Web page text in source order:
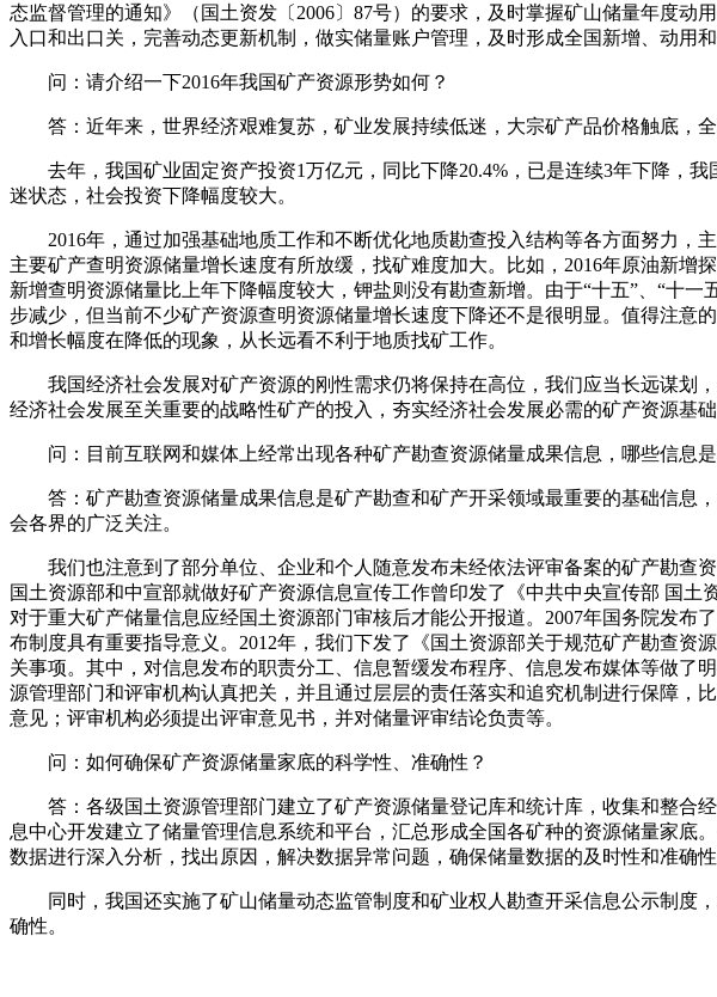
态监督管理的通知》（国土资发〔2006〕87号）的要求，及时掌握矿山储量年度
入口和出口关，完善动态更新机制，做实储量账户管理，及时形成全国新增、动用
问：请介绍一下2016年我国矿产资源形势如何？
答：近年来，世界经济艰难复苏，矿业发展持续低迷，大宗矿产品价格触底，
去年，我国矿业固定资产投资1万亿元，同比下降20.4%，已是连续3年下降，我
迷状态，社会投资下降幅度较大。
2016年，通过加强基础地质工作和不断优化地质勘查投入结构等各方面努力，
主要矿产查明资源储量增长速度有所放缓，找矿难度加大。比如，2016年原油新增
新增查明资源储量比上年下降幅度较大，钾盐则没有勘查新增。由于“十五”、“十
步减少，但当前不少矿产资源查明资源储量增长速度下降还不是很明显。值得注意
和增长幅度在降低的现象，从长远看不利于地质找矿工作。
我国经济社会发展对矿产资源的刚性需求仍将保持在高位，我们应当长远谋划
经济社会发展至关重要的战略性矿产的投入，夯实经济社会发展必需的矿产资源基
问：目前互联网和媒体上经常出现各种矿产勘查资源储量成果信息，哪些信息是
答：矿产勘查资源储量成果信息是矿产勘查和矿产开采领域最重要的基础信息
会各界的广泛关注。
我们也注意到了部分单位、企业和个人随意发布未经依法评审备案的矿产勘查资
国土资源部和中宣部就做好矿产资源信息宣传工作曾印发了《中共中央宣传部 国
对于重大矿产储量信息应经国土资源部门审核后才能公开报道。2007年国务院发
布制度具有重要指导意义。2012年，我们下发了《国土资源部关于规范矿产勘查
关事项。其中，对信息发布的职责分工、信息暂缓发布程序、信息发布媒体等做
源管理部门和评审机构认真把关，并且通过层层的责任落实和追究机制进行保障
意见；评审机构必须提出评审意见书，并对储量评审结论负责等。
问：如何确保矿产资源储量家底的科学性、准确性？
答：各级国土资源管理部门建立了矿产资源储量登记库和统计库，收集和整合
息中心开发建立了储量管理信息系统和平台，汇总形成全国各矿种的资源储量家
数据进行深入分析，找出原因，解决数据异常问题，确保储量数据的及时性和准确性
同时，我国还实施了矿山储量动态监管制度和矿业权人勘查开采信息公示制度
确性。